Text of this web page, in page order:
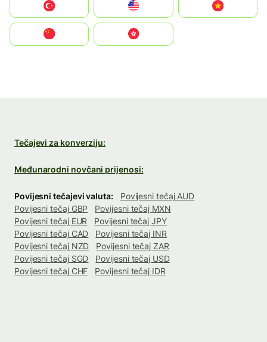
United States
中國香港特別行政區
Tečajevi za konverziju:
Međunarodni novčani prijenosi:
Povijesni tečajevi valuta:
Povijesni tečaj AUD
Povijesni tečaj GBP
Povijesni tečaj MXN
Povijesni tečaj EUR
Povijesni tečaj JPY
Povijesni tečaj CAD
Povijesni tečaj INR
Povijesni tečaj NZD
Povijesni tečaj ZAR
Povijesni tečaj SGD
Povijesni tečaj USD
Povijesni tečaj CHF
Povijesni tečaj IDR